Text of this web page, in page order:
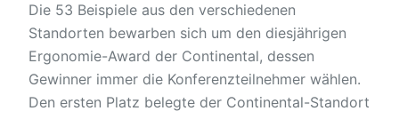
Die 53 Beispiele aus den verschiedenen
Standorten bewarben sich um den diesjährigen
Ergonomie-Award der Continental, dessen
Gewinner immer die Konferenzteilnehmer wählen.
Den ersten Platz belegte der Continental-Standort